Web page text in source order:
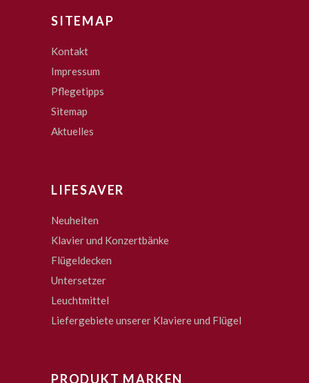
SITEMAP
Kontakt
Impressum
Pflegetipps
Sitemap
Aktuelles
LIFESAVER
Neuheiten
Klavier und Konzertbänke
Flügeldecken
Untersetzer
Leuchtmittel
Liefergebiete unserer Klaviere und Flügel
PRODUKT MARKEN